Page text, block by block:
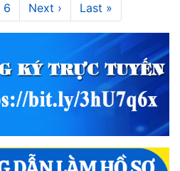
Trang
6
Next
page
Next ›
Last
page
Last »